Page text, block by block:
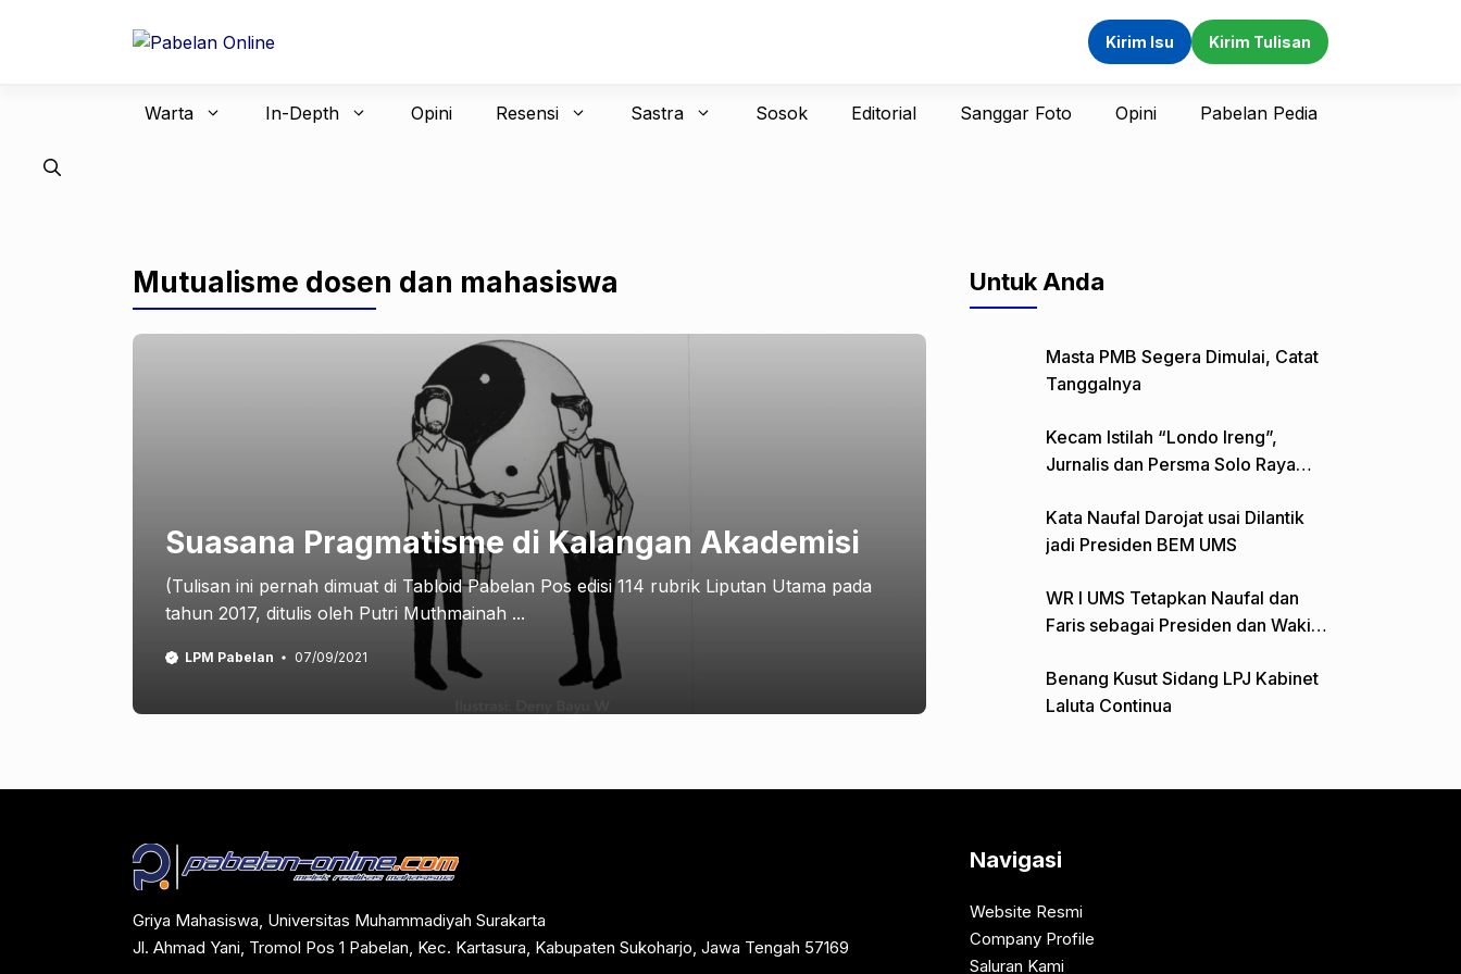
Kirim Isu Kirim Tulisan
Warta In-Depth Opini Resensi Sastra Sosok Editorial Sanggar Foto Opini Pabelan Pedia
Mutualisme dosen dan mahasiswa
Suasana Pragmatisme di Kalangan Akademisi
(Tulisan ini pernah dimuat di Tabloid Pabelan Pos edisi 114 rubrik Liputan Utama pada
tahun 2017, ditulis oleh Putri Muthmainah ...
LPM Pabelan 07/09/2021
Untuk Anda
Masta PMB Segera Dimulai, Catat
Tanggalnya
Kecam Istilah “Londo Ireng”,
Jurnalis dan Persma Solo Raya
Kata Naufal Darojat usai Dilantik
jadi Presiden BEM UMS
WR I UMS Tetapkan Naufal dan
Faris sebagai Presiden dan Wakil
Benang Kusut Sidang LPJ Kabinet
Laluta Continua
Griya Mahasiswa, Universitas Muhammadiyah Surakarta
Jl. Ahmad Yani, Tromol Pos 1 Pabelan, Kec. Kartasura, Kabupaten Sukoharjo, Jawa Tengah 57169
Navigasi
Website Resmi
Company Profile
Saluran Kami